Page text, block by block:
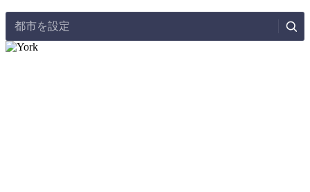
都市を設定